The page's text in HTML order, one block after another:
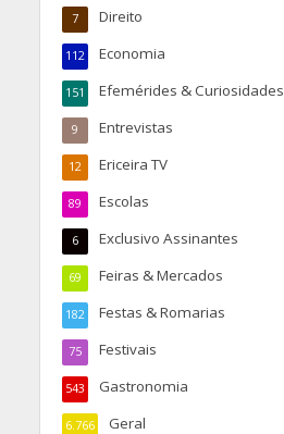
Direito
7
Economia
112
Efemérides & Curiosidades
151
Entrevistas
9
Ericeira TV
12
Escolas
89
Exclusivo Assinantes
6
Feiras & Mercados
69
Festas & Romarias
182
Festivais
75
Gastronomia
543
Geral
6.766